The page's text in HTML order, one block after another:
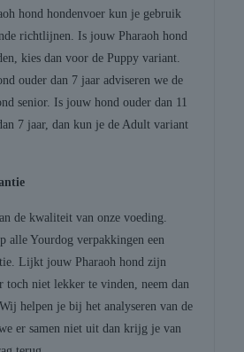
hond hondenvoer kun je gebruik
richtlijnen. Is jouw Pharaoh hond
kies dan voor de Puppy variant.
ouder dan 7 jaar adviseren we de
senior. Is jouw hond ouder dan 11
7 jaar, dan kun je de Adult variant
de kwaliteit van onze voeding.
alle Yourdog verpakkingen een
Lijkt jouw Pharaoh hond zijn
toch niet lekker te vinden, neem dan
helpen je bij het analyseren van de
er samen niet uit dan krijg je van